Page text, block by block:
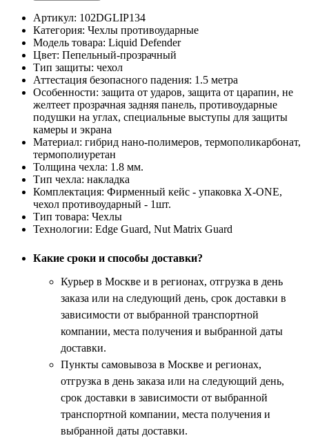
Артикул: 102DGLIP134
Категория: Чехлы противоударные
Модель товара: Liquid Defender
Цвет: Пепельный-прозрачный
Тип защиты: чехол
Аттестация безопасного падения: 1.5 метра
Особенности: защита от ударов, защита от царапин, не
желтеет прозрачная задняя панель, противоударные
подушки на углах, специальные выступы для защиты
камеры и экрана
Материал: гибрид нано-полимеров, термополикарбонат,
термополиуретан
Толщина чехла: 1.8 мм.
Тип чехла: накладка
Комплектация: Фирменный кейс - упаковка X-ONE,
чехол противоударный - 1шт.
Тип товара: Чехлы
Технологии: Edge Guard, Nut Matrix Guard
Какие сроки и способы доставки?
Курьер в Москве и в регионах, отгрузка в день
заказа или на следующий день, срок доставки в
зависимости от выбранной транспортной
компании, места получения и выбранной даты
доставки.
Пункты самовывоза в Москве и регионах,
отгрузка в день заказа или на следующий день,
срок доставки в зависимости от выбранной
транспортной компании, места получения и
выбранной даты доставки.